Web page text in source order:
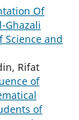
Of
Ghazali
Science and
Rifat
of
of